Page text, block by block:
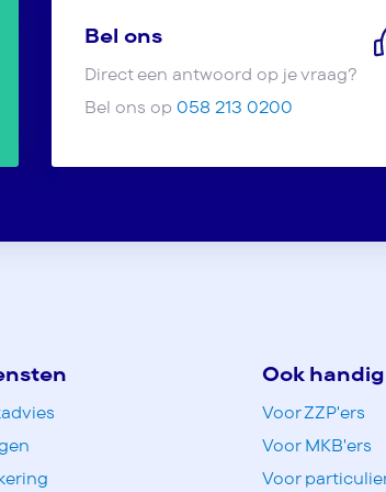
Bel ons
Direct een antwoord op je vraag?
Bel ons op058 213 0200
Ook handig
Voor ZZP'ers
Voor MKB'ers
Voor